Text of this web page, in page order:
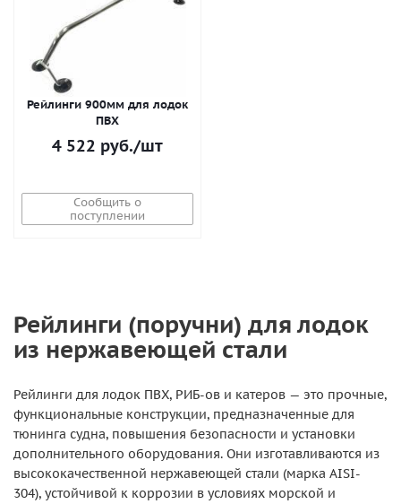
Рейлинги 900мм для лодок
ПВХ
4 522 руб./шт
Сообщить о
поступлении
Рейлинги (поручни) для лодок
из нержавеющей стали
Рейлинги для лодок ПВХ, РИБ-ов и катеров — это прочные,
функциональные конструкции, предназначенные для
тюнинга судна, повышения безопасности и установки
дополнительного оборудования. Они изготавливаются из
высококачественной нержавеющей стали (марка AISI-
304), устойчивой к коррозии в условиях морской и